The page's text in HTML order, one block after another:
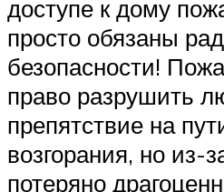
доступе к дому
просто обязаны
безопасности!
право разрушить
препятствие на
возгорания, но из-
потеряно